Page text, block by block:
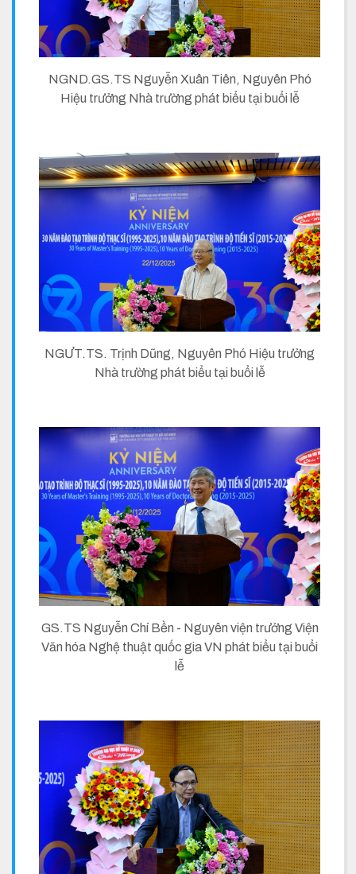
NGND.GS.TS Nguyễn Xuân Tiên, Nguyên Phó
Hiệu trưởng Nhà trường phát biểu tại buổi lễ
NGƯT.TS. Trịnh Dũng, Nguyên Phó Hiệu trưởng
Nhà trường phát biểu tại buổi lễ
GS.TS Nguyễn Chí Bền - Nguyên viện trưởng Viện
Văn hóa Nghệ thuật quốc gia VN phát biểu tại buổi
lễ